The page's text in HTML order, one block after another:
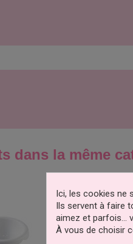
dans la même
Ici, les cookies ne
Ils servent à faire
aimez et parfois…
À vous de choisir